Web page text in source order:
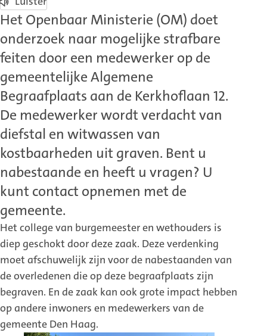
Het Openbaar Ministerie (OM) doet
onderzoek naar mogelijke strafbare
feiten door een medewerker op de
gemeentelijke Algemene
Begraafplaats aan de Kerkhoflaan 12.
De medewerker wordt verdacht van
diefstal en witwassen van
kostbaarheden uit graven. Bent u
nabestaande en heeft u vragen? U
kunt contact opnemen met de
gemeente.
Het college van burgemeester en wethouders is
diep geschokt door deze zaak. Deze verdenking
moet afschuwelijk zijn voor de nabestaanden van
de overledenen die op deze begraafplaats zijn
begraven. En de zaak kan ook grote impact hebben
op andere inwoners en medewerkers van de
gemeente Den Haag.